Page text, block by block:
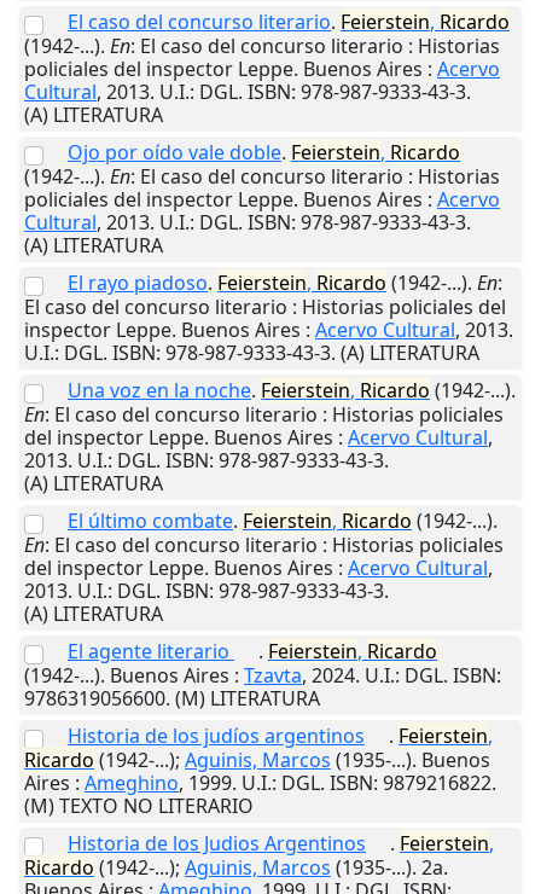
El caso del concurso literario. Feierstein, Ricardo
(1942-...). En: El caso del concurso literario : Historias
policiales del inspector Leppe. Buenos Aires : Acervo
Cultural, 2013. U.I.: DGL. ISBN: 978-987-9333-43-3.
(A) LITERATURA
Ojo por oído vale doble. Feierstein, Ricardo
(1942-...). En: El caso del concurso literario : Historias
policiales del inspector Leppe. Buenos Aires : Acervo
Cultural, 2013. U.I.: DGL. ISBN: 978-987-9333-43-3.
(A) LITERATURA
El rayo piadoso. Feierstein, Ricardo (1942-...). En:
El caso del concurso literario : Historias policiales del
inspector Leppe. Buenos Aires : Acervo Cultural, 2013.
U.I.: DGL. ISBN: 978-987-9333-43-3. (A) LITERATURA
Una voz en la noche. Feierstein, Ricardo (1942-...).
En: El caso del concurso literario : Historias policiales
del inspector Leppe. Buenos Aires : Acervo Cultural,
2013. U.I.: DGL. ISBN: 978-987-9333-43-3.
(A) LITERATURA
El último combate. Feierstein, Ricardo (1942-...).
En: El caso del concurso literario : Historias policiales
del inspector Leppe. Buenos Aires : Acervo Cultural,
2013. U.I.: DGL. ISBN: 978-987-9333-43-3.
(A) LITERATURA
El agente literario
. Feierstein, Ricardo
(1942-...). Buenos Aires : Tzavta, 2024. U.I.: DGL. ISBN:
9786319056600. (M) LITERATURA
Historia de los judíos argentinos
. Feierstein,
Ricardo (1942-...); Aguinis, Marcos (1935-...). Buenos
Aires : Ameghino, 1999. U.I.: DGL. ISBN: 9879216822.
(M) TEXTO NO LITERARIO
Historia de los Judios Argentinos
. Feierstein,
Ricardo (1942-...); Aguinis, Marcos (1935-...). 2a.